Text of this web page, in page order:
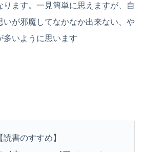
ます。一見簡単に思えますが、自
いが邪魔してなかなか出来ない、や
多いように思います
【読書のすすめ】